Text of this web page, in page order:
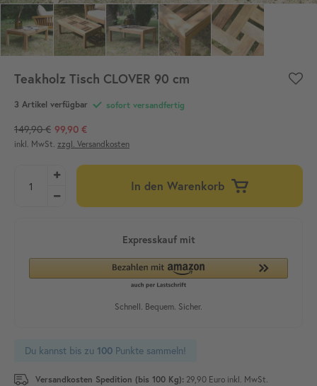
Teakholz Tisch CLOVER 90 cm
3 Artikel verfügbar sofort versandfertig
149,90 € 99,90 €
inkl. MwSt. zzgl. Versandkosten
In den Warenkorb
Du kannst bis zu 100 Punkte sammeln!
Versandkosten Spedition (bis 100 Kg): 29,90 Euro inkl. MwSt.